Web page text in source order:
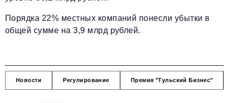
Порядка 22% местных компаний понесли убытки в
общей сумме на 3,9 млрд рублей.
Новости Регулирование Премия "Тульский Бизнес"